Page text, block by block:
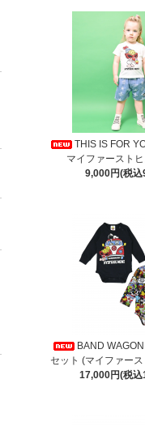
THIS IS FOR
マイファースト
9,000円(税込
BAND
セット (マイファー
17,000円(税